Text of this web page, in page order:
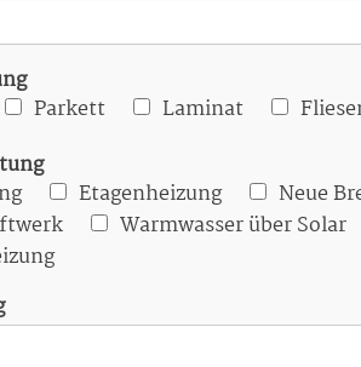
Parkett Laminat
Etagenheizung
Neue
Warmwasser über Solar